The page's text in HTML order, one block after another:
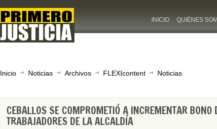
INICIO QUIÉNES
Inicio Noticias Archivos FLEXIcontent Noticias
CEBALLOS SE COMPROMETIÓ A INCREMENTAR
TRABAJADORES DE LA ALCALDÍA